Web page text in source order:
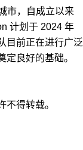
市，自成立以来
计划于 2024 年
目前正在进行广泛
良好的基础。
不得转载。